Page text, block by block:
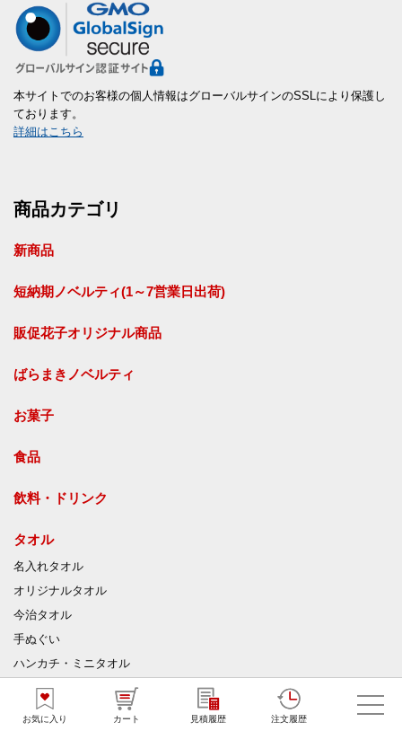
お気に入り カート 見積履歴 注文履歴
本サイトでのお客様の個人情報はグローバルサインのSSLにより保護し
ております。
詳細はこちら
商品カテゴリ
新商品
短納期ノベルティ(1～7営業日出荷)
販促花子オリジナル商品
ばらまきノベルティ
お菓子
食品
飲料・ドリンク
タオル
名入れタオル
オリジナルタオル
今治タオル
手ぬぐい
ハンカチ・ミニタオル
ジャガードタオル
マイクロファイバークロス